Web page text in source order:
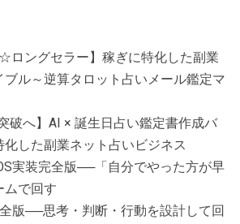
☆ロングセラー】稼ぎに特化した副業
ブル～逆算タロット占いメール鑑定マ
破へ】AI × 誕生日占い鑑定書作成バ
した副業ネット占いビジネス
実装完全版──「自分でやった方が早
ムで回す
版──思考・判断・行動を設計して回